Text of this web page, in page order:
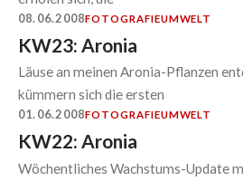
08.06.2008FOTOGRAFIEUMWELT
KW23: Aronia
Läuse an meinen Aronia-Pflanzen
kümmern sich die ersten
01.06.2008FOTOGRAFIEUMWELT
KW22: Aronia
Wöchentliches Wachstums-Update